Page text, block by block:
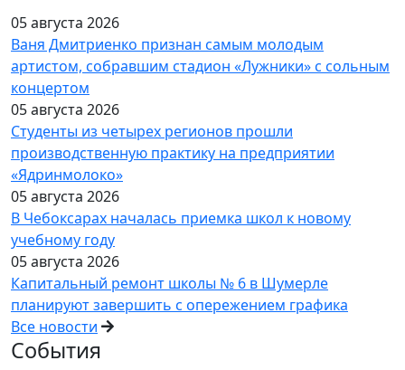
05 августа 2026
Ваня Дмитриенко признан самым молодым
артистом, собравшим стадион «Лужники» с сольным
концертом
05 августа 2026
Студенты из четырех регионов прошли
производственную практику на предприятии
«Ядринмолоко»
05 августа 2026
В Чебоксарах началась приемка школ к новому
учебному году
05 августа 2026
Капитальный ремонт школы № 6 в Шумерле
планируют завершить с опережением графика
Все новости
События